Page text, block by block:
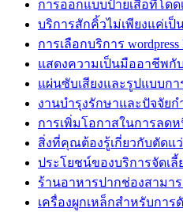
การออกแบบป้ายเสื้อที่โ
บริการสักคิ้วไม่เพียงแค่เป็
การเลือกบริการ
แสดงความเป็นมืออาชีพกั
แผ่นซับเสียงและรูปแบบกา
งานบำรุงรักษาและปัจจัย
การเพิ่มโอกาสในการลดห
สิ่งที่คุณต้องรู้เกี่ยวกับตัดแ
ประโยชน์ของบริการจัดเ
ร้านอาหารปากช่องสามา
เครื่องผูกเหล็กสำหรับกา